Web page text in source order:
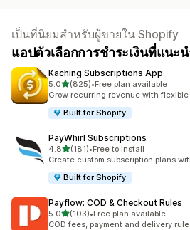
เป็นที่นิยมสำหรับผู้ขายใน Shopify
แอปตัวเลือกการชำระเงินที่แนะ
Kaching Subscriptions App
5.0เต็ม 5 ดาว
(825)
ทั้งหมด 825 รีวิว
•Free plan available
Grow recurring revenue with
Built for Shopify
PayWhirl Subscriptions
4.8เต็ม 5 ดาว
(181)
ทั้งหมด 181 รีวิว
•Free to install
Create custom subscription plans
Built for Shopify
Payflow: COD & Checkout Rules
5.0เต็ม 5 ดาว
(103)
ทั้งหมด 103 รีวิว
•Free plan available
COD fees, payment and delivery